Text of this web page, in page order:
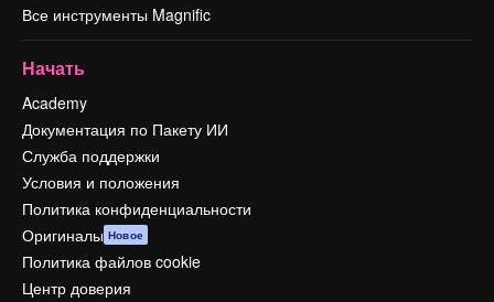
Все инструменты Magnific
Начать
Academy
Документация по Пакету ИИ
Служба поддержки
Условия и положения
Политика конфиденциальности
Оригиналы Новое
Политика файлов cookie
Центр доверия